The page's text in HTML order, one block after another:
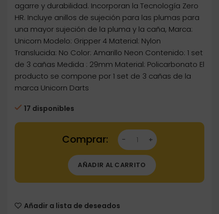
agarre y durabilidad. Incorporan la Tecnología Zero
HR. Incluye anillos de sujeción para las plumas para
una mayor sujeción de la pluma y la caña, Marca:
Unicorn Modelo: Gripper 4 Material: Nylon
Translucida: No Color: Amarillo Neon Contenido: 1 set
de 3 cañas Medida : 29mm Material: Policarbonato El
producto se compone por 1 set de 3 cañas de la
marca Unicorn Darts
17 disponibles
Dartstore Cañas Unicorn Darts Gripper 4 PC
AÑADIR AL CARRITO
Añadir a lista de deseados